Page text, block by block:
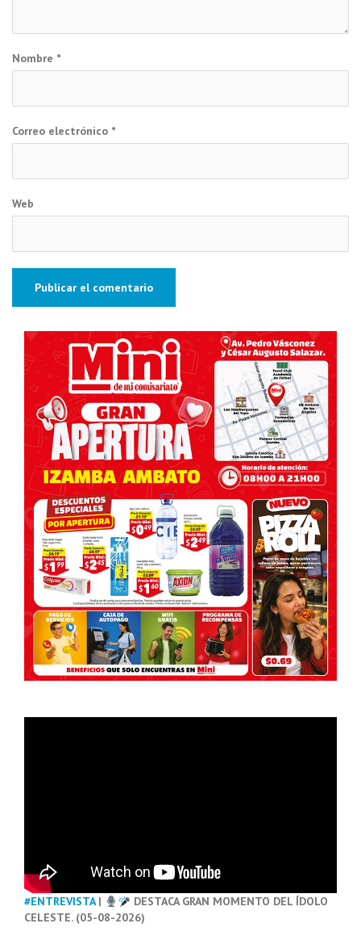
Nombre *
Correo electrónico *
Web
#ENTREVISTA|
DESTACA GRAN MOMENTO DEL ÍDOLO
CELESTE. (05-08-2026)